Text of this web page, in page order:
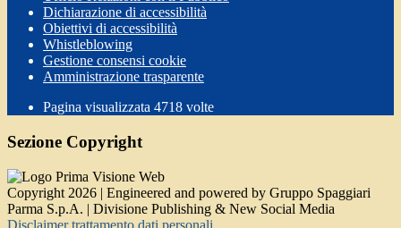
Dichiarazione di accessibilità
Obiettivi di accessibilità
Whistleblowing
Gestione consensi cookie
Amministrazione trasparente
Pagina visualizzata 4718 volte
Sezione Copyright
Copyright 2026 | Engineered and powered by Gruppo Spaggiari
Parma S.p.A. | Divisione Publishing & New Social Media
Disclaimer trattamento dati personali